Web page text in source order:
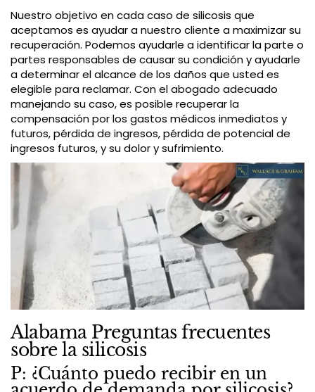
Nuestro objetivo en cada caso de silicosis que
aceptamos es ayudar a nuestro cliente a maximizar su
recuperación. Podemos ayudarle a identificar la parte o
partes responsables de causar su condición y ayudarle
a determinar el alcance de los daños que usted es
elegible para reclamar. Con el abogado adecuado
manejando su caso, es posible recuperar la
compensación por los gastos médicos inmediatos y
futuros, pérdida de ingresos, pérdida de potencial de
ingresos futuros, y su dolor y sufrimiento.
Alabama Preguntas frecuentes
sobre la silicosis
P: ¿Cuánto puedo recibir en un